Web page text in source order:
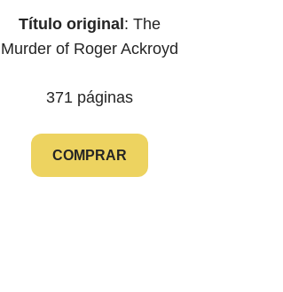
Título original : The
Murder of Roger Ackroyd
371 páginas
COMPRAR